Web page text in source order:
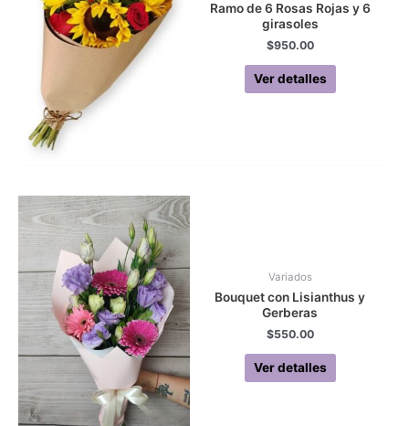
Ramo de 6 Rosas Rojas y 6
girasoles
$950.00
Ver detalles
Variados
Bouquet con Lisianthus y
Gerberas
$550.00
Ver detalles